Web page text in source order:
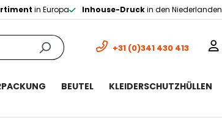
in Europa Inhouse-Druckin den Niederlanden
+31 (0)341 430 413
BEUTEL KLEIDERSCHUTZHÜLLEN